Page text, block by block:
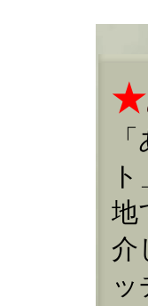
★
地
介